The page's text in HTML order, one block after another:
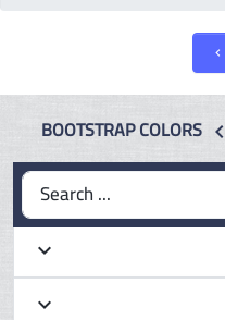
chevron_left
BOOTSTRAP COLORS chevron_left
Search ...
keyboard_arrow_down
keyboard_arrow_down